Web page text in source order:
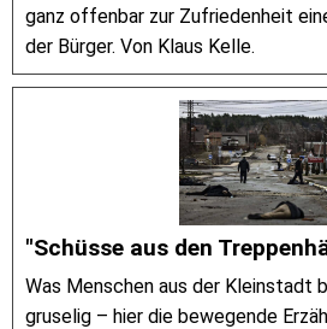
ganz offenbar zur Zufriedenheit
der Bürger. Von Klaus Kelle.
"Schüsse aus den
Was Menschen aus der Kleinstadt
gruselig – hier die bewegende